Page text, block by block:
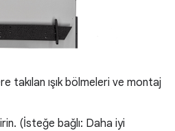
takılan ışık bölmeleri ve montaj
(İsteğe bağlı: Daha iyi